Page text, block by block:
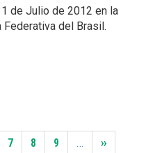
de Julio de 2012 en la
Federativa del Brasil.
Page
7 Page
8 Page
9 …
Siguiente
››